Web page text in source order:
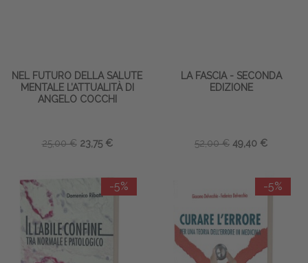
NEL FUTURO DELLA SALUTE
MENTALE L’ATTUALITÀ DI
ANGELO COCCHI
25,00 € 23,75 €
LA FASCIA - SECONDA
EDIZIONE
52,00 € 49,40 €
-5% -5%